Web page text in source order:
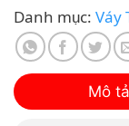
Danh mục:Váy
Mô tả